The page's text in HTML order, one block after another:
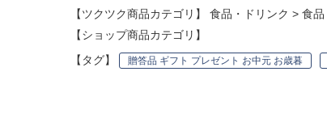
【ツクツク商品カテゴリ】 食品・ドリンク > 食品
【ショップ商品カテゴリ】
【タグ】
贈答品 ギフト プレゼント お中元 お歳暮